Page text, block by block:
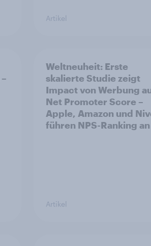
Artikel
Weltneuheit: Erste
skalierte Studie zeigt
Impact von Werbung
Net Promoter Score –
Apple, Amazon und
führen NPS-Ranking an
Artikel